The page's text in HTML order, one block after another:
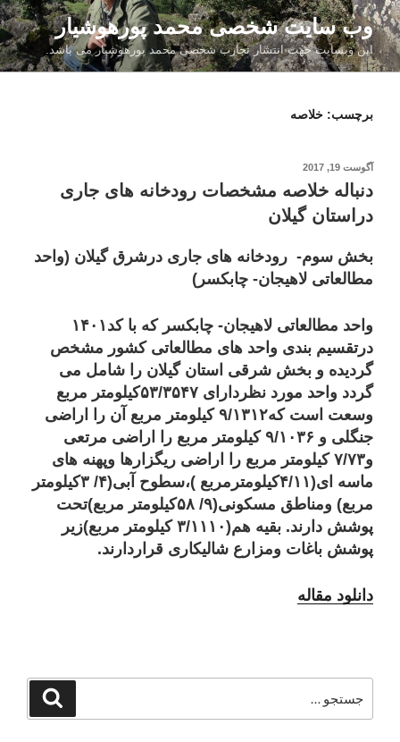
رفتن
به
محتوا
وب سایت شخصی محمد پورهوشیار
این وبسایت جهت انتشار تجارب شخصی محمد پورهوشیار می باشد.
برچسب: خلاصه
نوشته‌شده
آگوست 19, 2017
دنباله خلاصه مشخصات رودخانه های جاری
دراستان گیلان
بخش سوم- رودخانه های جاری درشرق گیلان (واحد
مطالعاتی لاهیجان- چابکسر)
واحد مطالعاتی لاهیجان- چابکسر که با کد۱۴۰۱
درتقسیم بندی واحد های مطالعاتی کشور مشخص
گردیده و بخش شرقی استان گیلان را شامل می
گردد واحد مورد نظردارای ۵۳/۳۵۴۷کیلومتر مربع
وسعت است که۹/۱۳۱۲ کیلومتر مربع آن را اراضی
جنگلی و ۹/۱۰۳۶ کیلومتر مربع را اراضی مرتعی
و۷/۷۳ کیلومتر مربع را اراضی ریگزارها وپهنه های
ماسه ای(۴/۱۱کیلومترمربع )،سطوح آبی(۴/ ۳کیلومتر
مربع) ومناطق مسکونی(۹/ ۵۸کیلومتر مربع)تحت
پوشش دارند. بقیه هم(۳/۱۱۱۰ کیلومتر مربع)زیر
پوشش باغات ومزارع شالیکاری قراردارند.
دانلود مقاله
برای
جستجو